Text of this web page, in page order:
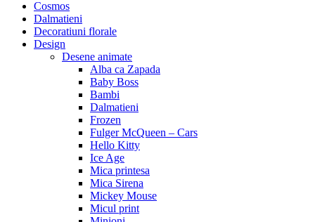
Cosmos
Dalmatieni
Decoratiuni florale
Design
Desene animate
Alba ca Zapada
Baby Boss
Bambi
Dalmatieni
Frozen
Fulger McQueen – Cars
Hello Kitty
Ice Age
Mica printesa
Mica Sirena
Mickey Mouse
Micul print